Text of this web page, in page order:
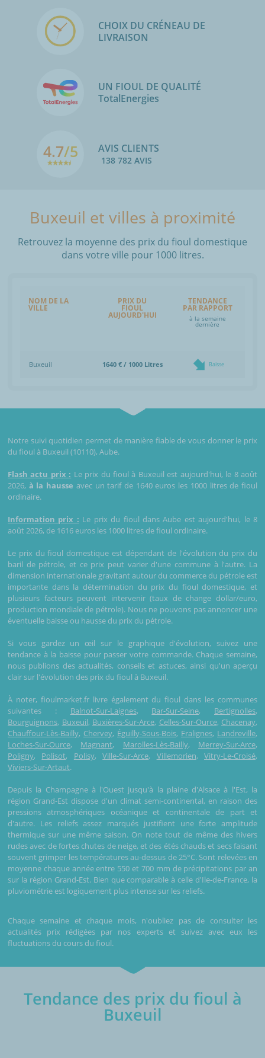
CHOIX DU CRÉNEAU DE
LIVRAISON
UN FIOUL DE QUALITÉ
TotalEnergies
4.7/5 AVIS CLIENTS
138 782 AVIS
Buxeuil et villes à proximité
Retrouvez la moyenne des prix du fioul domestique
dans votre ville pour 1000 litres.
NOM DE LA
VILLE
PRIX DU
FIOUL
AUJOURD'HUI
TENDANCE
PAR RAPPORT
à la semaine
dernière
Buxeuil 1640 € / 1000 Litres Baisse
Notre suivi quotidien permet de manière fiable de vous donner le prix
du fioul à Buxeuil (10110), Aube.
Flash actu prix : Le prix du fioul à Buxeuil est aujourd'hui, le 8 août
2026, à la hausse avec un tarif de 1640 euros les 1000 litres de fioul
ordinaire.
Information prix : Le prix du fioul dans Aube est aujourd'hui, le 8
août 2026, de 1616 euros les 1000 litres de fioul ordinaire.
Le prix du fioul domestique est dépendant de l'évolution du prix du
baril de pétrole, et ce prix peut varier d'une commune à l'autre. La
dimension internationale gravitant autour du commerce du pétrole est
importante dans la détermination du prix du fioul domestique, et
plusieurs facteurs peuvent intervenir (taux de change dollar/euro,
production mondiale de pétrole). Nous ne pouvons pas annoncer une
éventuelle baisse ou hausse du prix du pétrole.
Si vous gardez un œil sur le graphique d'évolution, suivez une
tendance à la baisse pour passer votre commande. Chaque semaine,
nous publions des actualités, conseils et astuces, ainsi qu'un aperçu
clair sur l'évolution des prix du fioul à Buxeuil.
À noter, fioulmarket.fr livre également du fioul dans les communes
suivantes : Balnot-Sur-Laignes, Bar-Sur-Seine, Bertignolles,
Bourguignons, Buxeuil, Buxières-Sur-Arce, Celles-Sur-Ource, Chacenay,
Chauffour-Lès-Bailly, Chervey, Éguilly-Sous-Bois, Fralignes, Landreville,
Loches-Sur-Ource, Magnant, Marolles-Lès-Bailly, Merrey-Sur-Arce,
Poligny, Polisot, Polisy,Ville-Sur-Arce, Villemorien,Vitry-Le-Croisé,
Viviers-Sur-Artaut.
Depuis la Champagne à l'Ouest jusqu'à la plaine d'Alsace à l'Est, la
région Grand-Est dispose d'un climat semi-continental, en raison des
pressions atmosphériques océanique et continentale de part et
d'autre. Les reliefs assez marqués justifient une forte amplitude
thermique sur une même saison. On note tout de même des hivers
rudes avec de fortes chutes de neige, et des étés chauds et secs faisant
souvent grimper les températures au-dessus de 25°C. Sont relevées en
moyenne chaque année entre 550 et 700 mm de précipitations par an
sur la région Grand-Est. Bien que comparable à celle d'Ile-de-France, la
pluviométrie est logiquement plus intense sur les reliefs.
Chaque semaine et chaque mois, n'oubliez pas de consulter les
actualités prix rédigées par nos experts et suivez avec eux les
fluctuations du cours du fioul.
Tendance des prix du fioul à
Buxeuil